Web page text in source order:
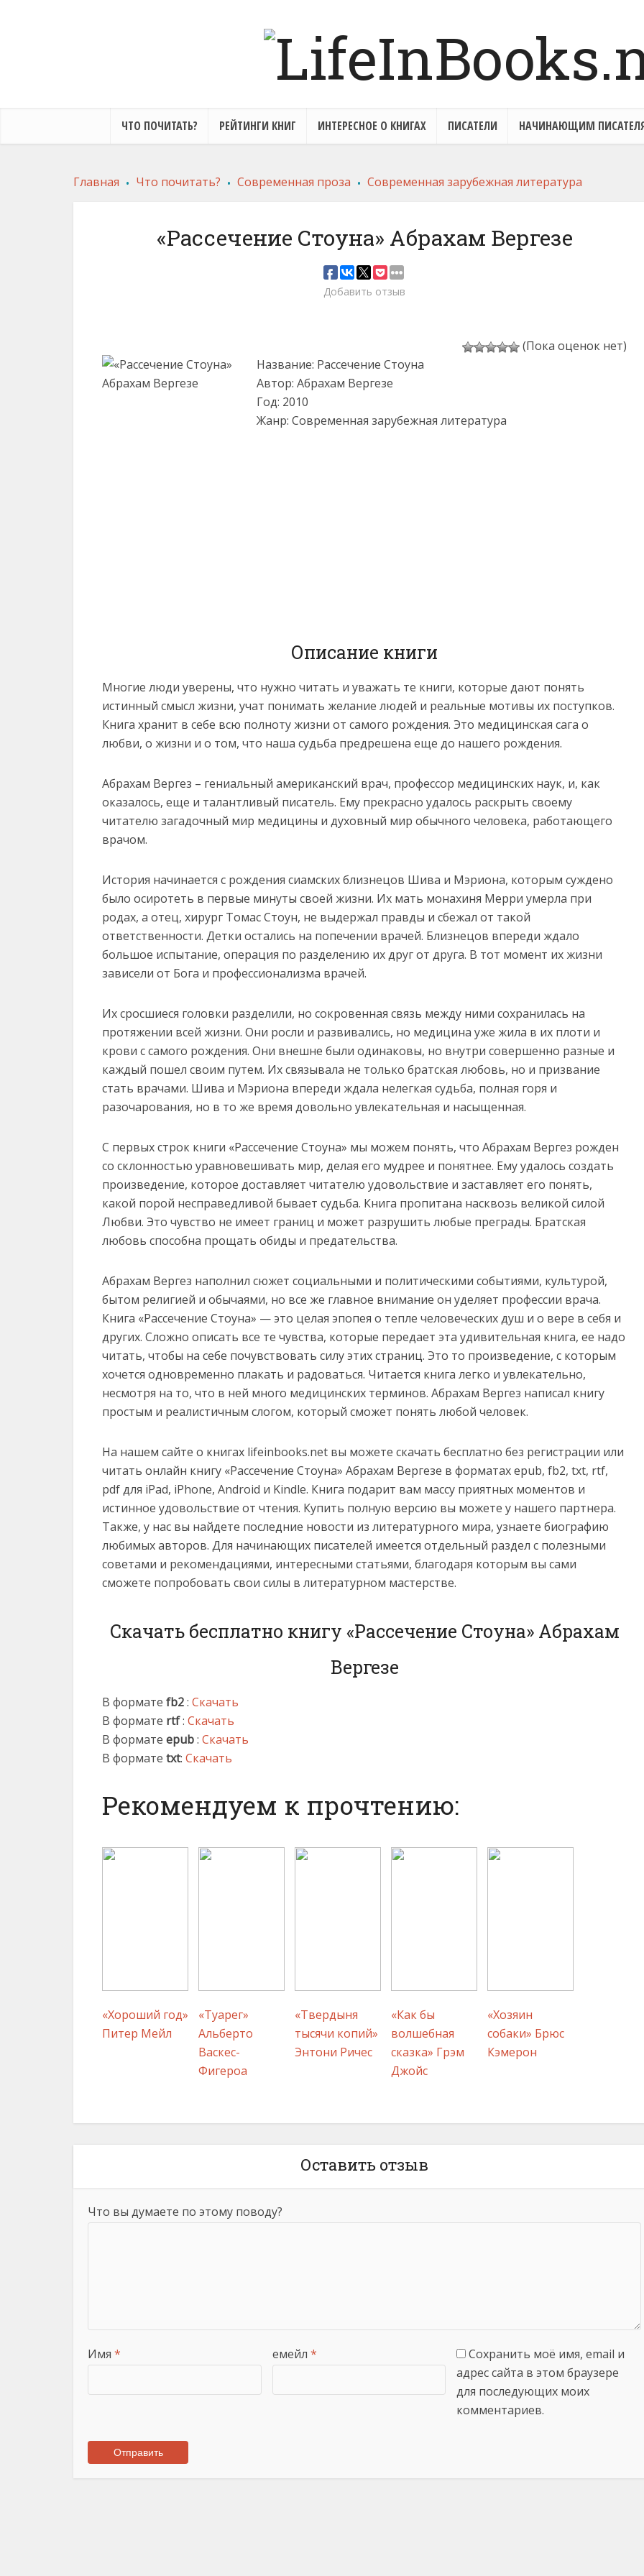
ЧТО ПОЧИТАТЬ? РЕЙТИНГИ КНИГ ИНТЕРЕСНОЕ О КНИГАХ ПИСАТЕЛИ НАЧИНАЮЩИМ
Главная . Что почитать? . Современная проза . Современная зарубежная литература
«Рассечение Стоуна» Абрахам Вергезе
Добавить отзыв
(Пока оценок нет)
Название: Рассечение Стоуна
Автор: Абрахам Вергезе
Год: 2010
Жанр: Современная зарубежная литература
Описание книги
Многие люди уверены, что нужно читать и уважать те книги, которые дают понять
истинный смысл жизни, учат понимать желание людей и реальные мотивы их поступков.
Книга хранит в себе всю полноту жизни от самого рождения. Это медицинская сага о
любви, о жизни и о том, что наша судьба предрешена еще до нашего рождения.
Абрахам Вергез – гениальный американский врач, профессор медицинских наук, и, как
оказалось, еще и талантливый писатель. Ему прекрасно удалось раскрыть своему
читателю загадочный мир медицины и духовный мир обычного человека, работающего
врачом.
История начинается с рождения сиамских близнецов Шива и Мэриона, которым суждено
было осиротеть в первые минуты своей жизни. Их мать монахиня Мерри умерла при
родах, а отец, хирург Томас Стоун, не выдержал правды и сбежал от такой
ответственности. Детки остались на попечении врачей. Близнецов впереди ждало
большое испытание, операция по разделению их друг от друга. В тот момент их жизни
зависели от Бога и профессионализма врачей.
Их сросшиеся головки разделили, но сокровенная связь между ними сохранилась на
протяжении всей жизни. Они росли и развивались, но медицина уже жила в их плоти и
крови с самого рождения. Они внешне были одинаковы, но внутри совершенно разные и
каждый пошел своим путем. Их связывала не только братская любовь, но и призвание
стать врачами. Шива и Мэриона впереди ждала нелегкая судьба, полная горя и
разочарования, но в то же время довольно увлекательная и насыщенная.
С первых строк книги «Рассечение Стоуна» мы можем понять, что Абрахам Вергез рожден
со склонностью уравновешивать мир, делая его мудрее и понятнее. Ему удалось создать
произведение, которое доставляет читателю удовольствие и заставляет его понять,
какой порой несправедливой бывает судьба. Книга пропитана насквозь великой силой
Любви. Это чувство не имеет границ и может разрушить любые преграды. Братская
любовь способна прощать обиды и предательства.
Абрахам Вергез наполнил сюжет социальными и политическими событиями, культурой,
бытом религией и обычаями, но все же главное внимание он уделяет профессии врача.
Книга «Рассечение Стоуна» — это целая эпопея о тепле человеческих душ и о вере в себя и
других. Сложно описать все те чувства, которые передает эта удивительная книга, ее надо
читать, чтобы на себе почувствовать силу этих страниц. Это то произведение, с которым
хочется одновременно плакать и радоваться. Читается книга легко и увлекательно,
несмотря на то, что в ней много медицинских терминов. Абрахам Вергез написал книгу
простым и реалистичным слогом, который сможет понять любой человек.
На нашем сайте о книгах lifeinbooks.net вы можете скачать бесплатно без регистрации или
читать онлайн книгу «Рассечение Стоуна» Абрахам Вергезе в форматах epub, fb2, txt, rtf,
pdf для iPad, iPhone, Android и Kindle. Книга подарит вам массу приятных моментов и
истинное удовольствие от чтения. Купить полную версию вы можете у нашего партнера.
Также, у нас вы найдете последние новости из литературного мира, узнаете биографию
любимых авторов. Для начинающих писателей имеется отдельный раздел с полезными
советами и рекомендациями, интересными статьями, благодаря которым вы сами
сможете попробовать свои силы в литературном мастерстве.
Скачать бесплатно книгу «Рассечение Стоуна» Абрахам
Вергезе
В формате fb2: Скачать
В формате rtf: Скачать
В формате epub: Скачать
В формате txt: Скачать
Рекомендуем к прочтению:
«Хороший год»
Питер Мейл
«Туарег»
Альберто
Васкес-
Фигероа
«Твердыня
тысячи копий»
Энтони Ричес
«Как бы
волшебная
сказка» Грэм
Джойс
«Хозяин
собаки» Брюс
Кэмерон
Оставить отзыв
Что вы думаете по этому поводу?
Имя * емейл *
Сохранить моё имя, email и
адрес сайта в этом браузере
для последующих моих
комментариев.